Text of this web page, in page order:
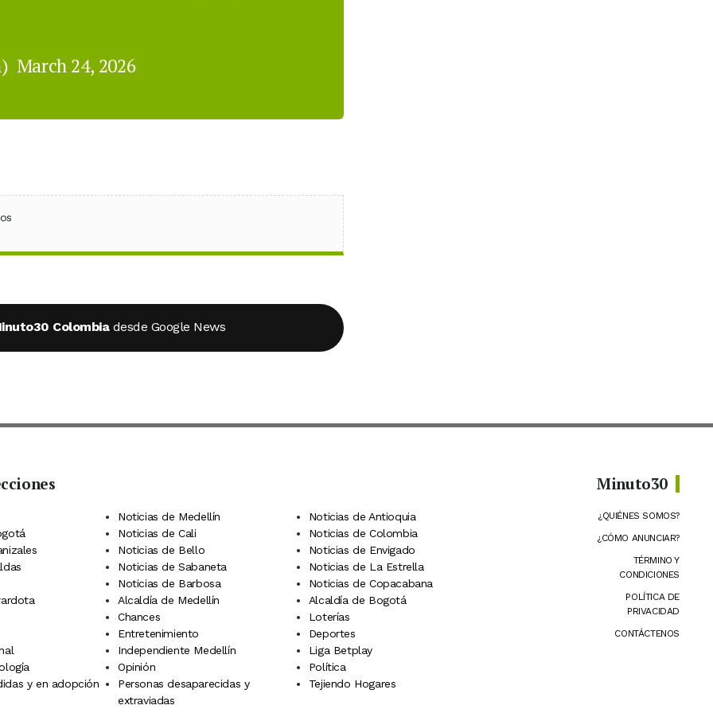
March 24, 2026
WhatsApp
Colombia desde Google News
Noticias de Medellín
Noticias de Antioquia
Noticias de Cali
Noticias de Colombia
Noticias de Bello
Noticias de Envigado
Noticias de Sabaneta
Noticias de La Estrella
Noticias de Barbosa
Noticias de Copacabana
Alcaldía de Medellín
Alcaldía de Bogotá
Chances
Loterías
Entretenimiento
Deportes
Independiente Medellín
Liga Betplay
Opinión
Política
y en adopción
Personas desaparecidas y
extraviadas
Tejiendo Hogares
Minuto30
¿QUIÉNES SOMOS?
¿CÓMO ANUNCIAR?
TÉRMINO Y
CONDICIONES
POLÍTICA DE
PRIVACIDAD
CONTÁCTENOS